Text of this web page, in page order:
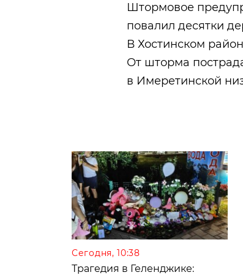
Штормовое
повалил десятки
В Хостинском
От шторма
в Имеретинской
Сегодня, 10:38
Трагедия в Геленджике: